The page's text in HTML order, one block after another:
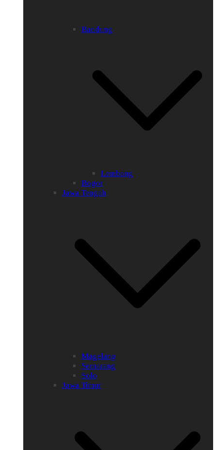
Bandung
Lembang
Bogor
Jawa Tengah
Magelang
Semarang
Solo
Jawa Timur